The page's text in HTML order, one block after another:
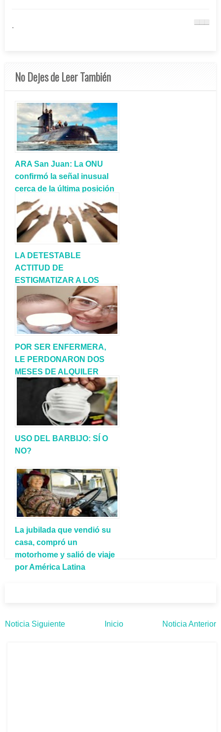
.
No Dejes de Leer También
ARA San Juan: La ONU
confirmó la señal inusual
cerca de la última posición
del submarino
LA DETESTABLE
ACTITUD DE
ESTIGMATIZAR A LOS
AFECTADOS POR EL
COVID-19
POR SER ENFERMERA,
LE PERDONARON DOS
MESES DE ALQUILER
USO DEL BARBIJO: SÍ O
NO?
La jubilada que vendió su
casa, compró un
motorhome y salió de viaje
por América Latina
Noticia Siguiente Inicio Noticia Anterior